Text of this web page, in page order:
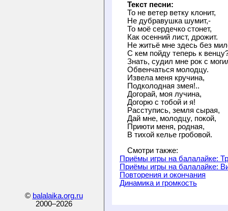
Текст песни:
То не ветер ветку клонит,
Не дубравушка шумит,-
То моё сердечко стонет,
Как осенний лист, дрожит.
Не житьё мне здесь без
С кем пойду теперь к
Знать, судил мне рок с
Обвенчаться молодцу.
Извела меня кручина,
Подколодная змея!..
Догорай, моя лучина,
Догорю с тобой и я!
Расступись, земля сырая,
Дай мне, молодцу, покой,
Приюти меня, родная,
Смотри также:
Приёмы игры на балалайке:
Приёмы игры на балалайке:
Повторения и окончания
Динамика и громкость
© balalaika.org.ru
2000–2026